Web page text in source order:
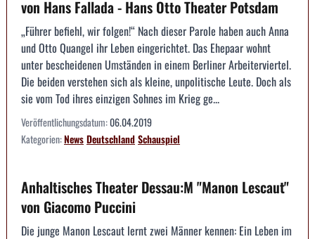
von Hans Fallada - Hans Otto Theater Potsdam
„Führer befiehl, wir folgen!“ Nach dieser Parole haben auch Anna
und Otto Quangel ihr Leben eingerichtet. Das Ehepaar wohnt
unter bescheidenen Umständen in einem Berliner Arbeiterviertel.
Die beiden verstehen sich als kleine, unpolitische Leute. Doch als
sie vom Tod ihres einzigen Sohnes im Krieg ge...
Veröffentlichungsdatum:06.04.2019
Kategorien:NewsDeutschlandSchauspiel
Anhaltisches Theater Dessau:M "Manon Lescaut"
von Giacomo Puccini
Die junge Manon Lescaut lernt zwei Männer kennen: Ein Leben im